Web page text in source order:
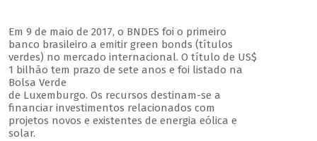
Em 9 de maio de 2017, o BNDES foi o primeiro
banco brasileiro a emitir green bonds (títulos
verdes) no mercado internacional. O título de US$
1 bilhão tem prazo de sete anos e foi listado na
Bolsa Verde
de Luxemburgo. Os recursos destinam-se a
financiar investimentos relacionados com
projetos novos e existentes de energia eólica e
solar.